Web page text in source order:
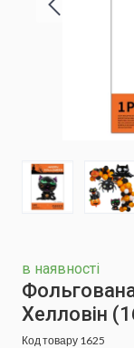
в наявності
Хелловін
Код товару 1625